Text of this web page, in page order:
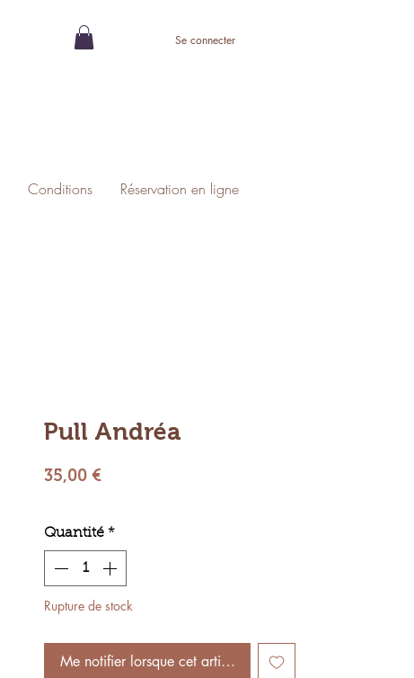
Se connecter
Conditions Réservation en ligne
Pull Andréa
35,00 €Prix
Quantité *
Rupture de stock
Me notifier lorsque cet article est disponible